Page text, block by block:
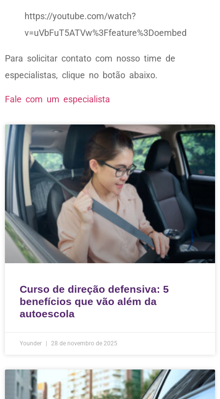
https://youtube.com/watch?
v=uVbFuT5ATVw%3Ffeature%3Doembed
Para solicitar contato com nosso time de
especialistas, clique no botão abaixo.
Fale com um especialista
Curso de direção defensiva: 5
benefícios que vão além da
autoescola
Younder 28 de novembro de 2025